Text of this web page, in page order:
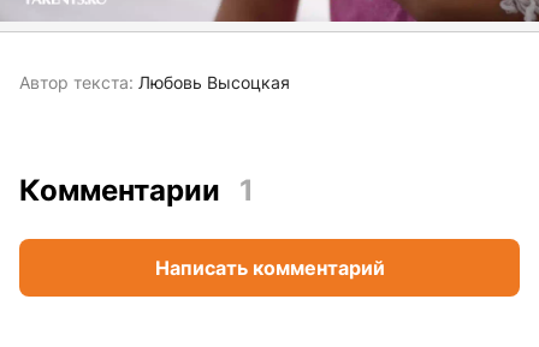
Автор текста: Любовь Высоцкая
Комментарии 1
Написать комментарий